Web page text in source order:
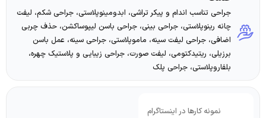
جراحی تناسب اندام و پیکر تراشی، ابدومینوپلاستی، جراحی شکم، لیفت
چانه رینوپلاستی، جراحی بینی، جراحی باسن لیپوساکشن، حذف چربی
اضافی، جراحی لیفت سینه، ماموپلاستی، جراحی سینه، عمل باسن
برزیلی، ریتیدکتومی، لیفت صورت، جراحی زیبایی و پلاستیک چهره،
بلفاروپلاستی، جراحی پلک
نمونه کارها در اینستاگرام